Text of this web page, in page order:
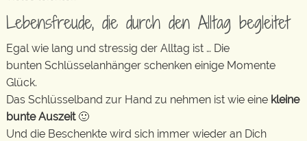
Lebensfreude, die durch den Alltag begleitet
Egal wie lang und stressig der Alltag ist … Die
bunten Schlüsselanhänger schenken einige Momente
Glück.
Das Schlüsselband zur Hand zu nehmen ist wie eine kleine
bunte Auszeit🙂
Und die Beschenkte wird sich immer wieder an Dich